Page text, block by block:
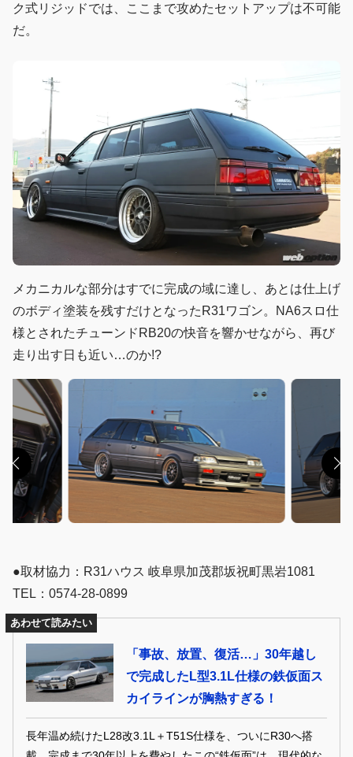
ク式リジッドでは、ここまで攻めたセットアップは不可能
だ。
メカニカルな部分はすでに完成の域に達し、あとは仕上げ
のボディ塗装を残すだけとなったR31ワゴン。NA6スロ仕
様とされたチューンドRB20の快音を響かせながら、再び
走り出す日も近い…のか!?
●取材協力：R31ハウス 岐阜県加茂郡坂祝町黒岩1081
TEL：0574-28-0899
あわせて読みたい
「事故、放置、復活…」30年越し
で完成したL型3.1L仕様の鉄仮面ス
カイラインが胸熱すぎる！
長年温め続けたL28改3.1L＋T51S仕様を、ついにR30へ搭